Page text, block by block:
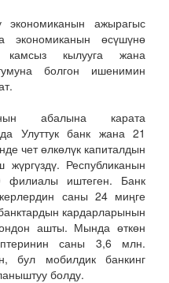
экономиканын ажырагыс
экономиканын өсүшүнө
камсыз кылууга жана
болгон ишенимин
абалына карата
Улуттук банк жана 21
чет өлкөлүк капиталдын
Республиканын
филиалы иштеген. Банк
саны 24 миңге
кардарларынын
ашты. Мында өткөн
саны 3,6 млн.
бул мобилдик банкинг
болду.